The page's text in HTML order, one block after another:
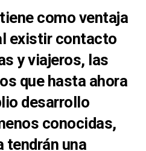
como ventaja
existir contacto
y viajeros, las
que hasta ahora
desarrollo
conocidas,
tendrán una